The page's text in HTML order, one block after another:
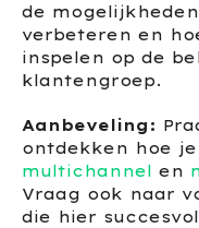
de
verbeteren en
inspelen op de
klantengroep.
Aanbeveling:
ontdekken hoe
multichannel en
Vraag ook naar
die hier